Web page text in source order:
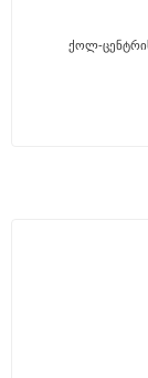
Ქოლ-Ცენტრის